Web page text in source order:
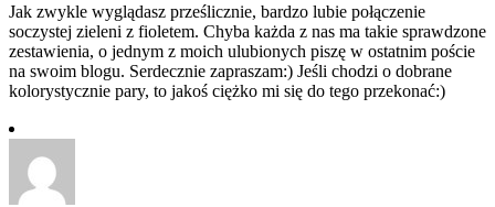
Jak zwykle wyglądasz prześlicznie, bardzo lubie połączenie
soczystej zieleni z fioletem. Chyba każda z nas ma takie sprawdzone
zestawienia, o jednym z moich ulubionych piszę w ostatnim poście
na swoim blogu. Serdecznie zapraszam:) Jeśli chodzi o dobrane
kolorystycznie pary, to jakoś ciężko mi się do tego przekonać:)